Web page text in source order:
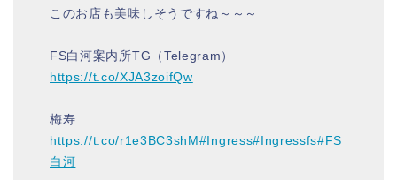
このお店も美味しそうですね～～～
FS白河案内所TG（Telegram）
https://t.co/XJA3zoifQw
梅寿
https://t.co/r1e3BC3shM#Ingress#Ingressfs#FS
白河